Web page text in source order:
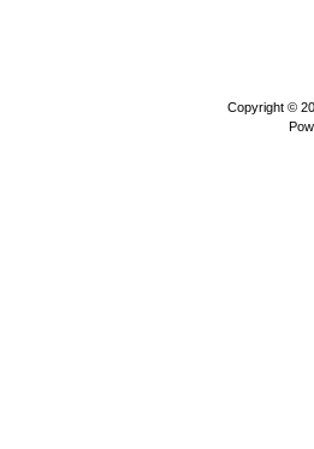
Copyright ©